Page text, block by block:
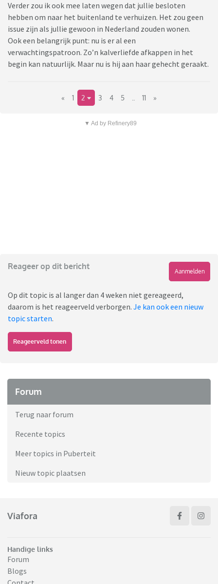
Verder zou ik ook mee laten wegen dat jullie besloten
hebben om naar het buitenland te verhuizen. Het zou geen
issue zijn als jullie gewoon in Nederland zouden wonen.
Ook een belangrijk punt: nu is er al een
verwachtingspatroon. Zo’n kalverliefde afkappen in het
begin kan natuurlijk. Maar nu is hij aan haar gehecht geraakt.
« 1 2 3 4 5 11 »
▼ Ad by Refinery89
Reageer op dit bericht
Aanmelden
Op dit topic is al langer dan 4 weken niet gereageerd,
daarom is het reageerveld verborgen. Je kan ook een nieuw
topic starten.
Reageerveld tonen
Forum
Terug naar forum
Recente topics
Meer topics in Puberteit
Nieuw topic plaatsen
Viafora
Handige links
Forum
Blogs